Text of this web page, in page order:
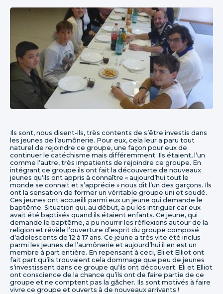
Ils sont, nous disent-ils, très contents de s’être investis dans
les jeunes de l’aumônerie. Pour eux, cela leur a paru tout
naturel de rejoindre ce groupe, une façon pour eux de
continuer le catéchisme mais différemment. Ils étaient, l’un
comme l’autre, très impatients de rejoindre ce groupe. En
intégrant ce groupe ils ont fait la découverte de nouveaux
jeunes qu’ils ont appris à connaître « aujourd’hui tout le
monde se connait et s’apprécie » nous dit l’un des garçons. Ils
ont la sensation de former un véritable groupe uni et soudé.
Ces jeunes ont accueilli parmi eux un jeune qui demande le
baptême. Situation qui, au début, a pu les intriguer car eux
avait été baptisés quand ils étaient enfants. Ce jeune, qui
demande le baptême, a pu nourrir les réflexions autour de la
religion et révèle l’ouverture d’esprit du groupe composé
d’adolescents de 12 à 17 ans. Ce jeune a très vite été inclus
parmi les jeunes de l’aumônerie et aujourd’hui il en est un
membre à part entière. En repensant à ceci, Eli et Elliot ont
fait part qu’ils trouvaient cela dommage que peu de jeunes
s’investissent dans ce groupe qu’ils ont découvert. Eli et Elliot
ont conscience de la chance qu’ils ont de faire partie de ce
groupe et ne comptent pas la gâcher. Ils sont motivés à faire
vivre ce groupe et ouverts à de nouveaux arrivants !